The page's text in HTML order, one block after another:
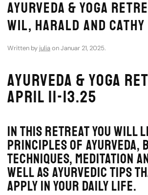
Ayurveda & Yoga
Wil, Harald and Cathy
Written by juliaonJanuar 21, 2025.
Ayurveda & Yoga
April 11-13.25
In this retreat you will
principles of Ayurveda,
techniques, meditation
well as Ayurvedic tips
apply in your daily life.